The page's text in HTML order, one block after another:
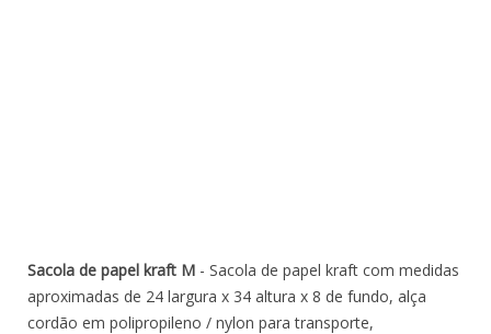
Sacola de papel kraft M - Sacola de papel kraft com medidas
aproximadas de 24 largura x 34 altura x 8 de fundo, alça
cordão em polipropileno / nylon para transporte,